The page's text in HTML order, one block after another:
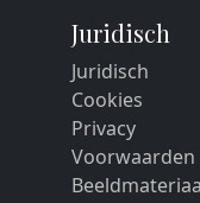
Juridisch
Juridisch
Cookies
Privacy
Voorwaarden